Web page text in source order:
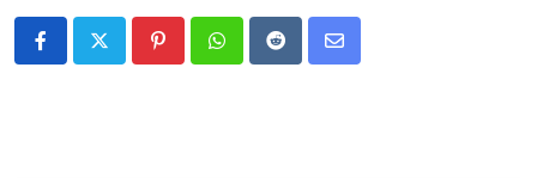
PinterestWhatsappRedditShare